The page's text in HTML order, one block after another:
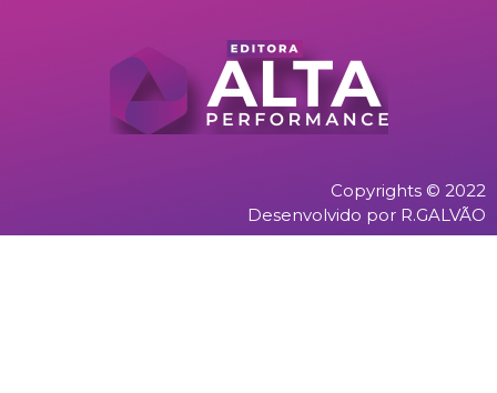
Copyrights © 2022
Desenvolvido por R.GALVÃO